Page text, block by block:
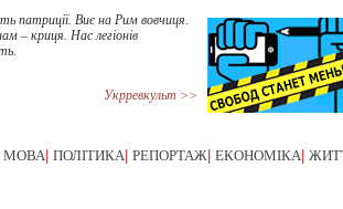
патриції. Виє на Рим вовчиця.
– криця. Нас легіонів
Укрревкульт >>
МОВА ПОЛІТИКА РЕПОРТАЖ ЕКОНОМІКА